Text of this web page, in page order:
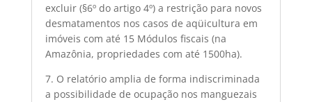
excluir (§6º do artigo 4º) a restrição para novos
desmatamentos nos casos de aqüicultura em
imóveis com até 15 Módulos fiscais (na
Amazônia, propriedades com até 1500ha).
7. O relatório amplia de forma indiscriminada
a possibilidade de ocupação nos manguezais